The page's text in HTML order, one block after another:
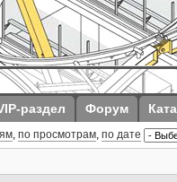
раздел Форум
, по просмотрам, по дате